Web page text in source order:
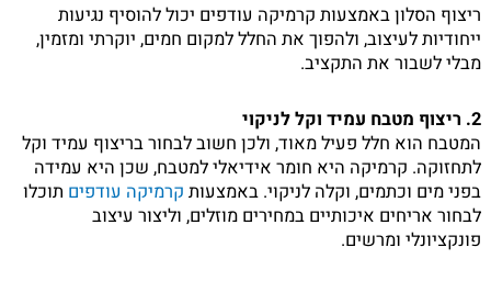
ריצוף הסלון באמצעות קרמיקה עודפים יכול להוסיף נגיעות
ייחודיות לעיצוב, ולהפוך את החלל למקום חמים, יוקרתי ומזמין,
מבלי לשבור את התקציב.
2. ריצוף מטבח עמיד וקל לניקוי
המטבח הוא חלל פעיל מאוד, ולכן חשוב לבחור בריצוף עמיד וקל
לתחזוקה. קרמיקה היא חומר אידיאלי למטבח, שכן היא עמידה
בפני מים וכתמים, וקלה לניקוי. באמצעות קרמיקה עודפים תוכלו
לבחור אריחים איכותיים במחירים מוזלים, וליצור עיצוב
פונקציונלי ומרשים.